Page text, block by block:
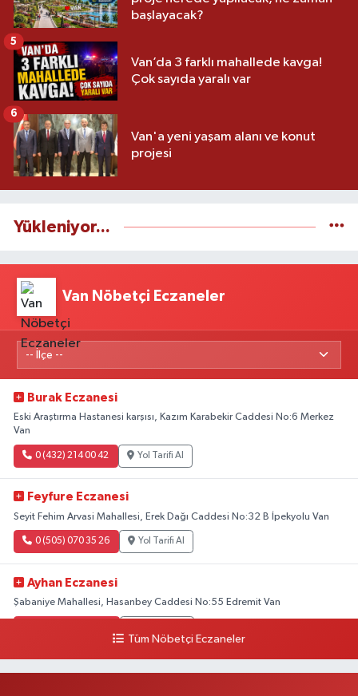
başlayacak?
Van’da 3 farklı mahallede kavga!
Çok sayıda yaralı var
5
Van'a yeni yaşam alanı ve konut
projesi
6
Yükleniyor...
Van Nöbetçi Eczaneler
Burak Eczanesi
Eski Araştırma Hastanesi karşısı, Kazım Karabekir Caddesi No:6 Merkez
Van
0 (432) 214 00 42 Yol Tarifi Al
Feyfure Eczanesi
Seyit Fehim Arvasi Mahallesi, Erek Dağı Caddesi No:32 B İpekyolu Van
0 (505) 070 35 26 Yol Tarifi Al
Ayhan Eczanesi
Şabaniye Mahallesi, Hasanbey Caddesi No:55 Edremit Van
Tüm Nöbetçi Eczaneler